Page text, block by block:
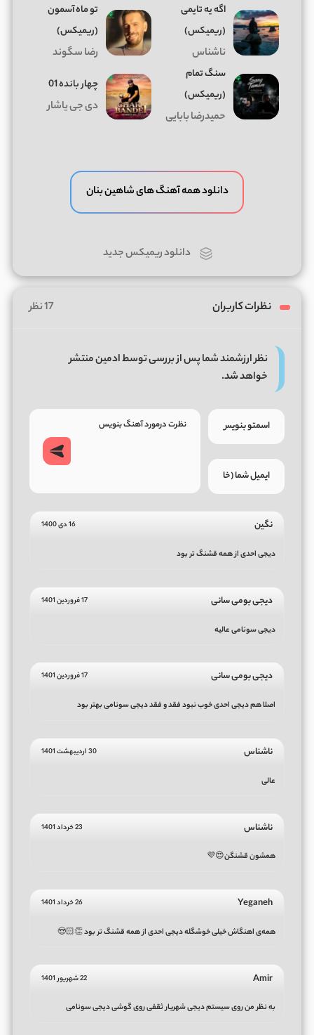
اگه یه تایمی
(ریمیکس)
ناشناس
تو ماه آسمون
(ریمیکس)
رضا سگوند
سنگ تمام
(ریمیکس)
حمیدرضا بابایی
چهار بانده 01
دی جی یاشار
دانلود همه آهنگ های شاهین بنان
دانلود ریمیکس جدید
نظرات کاربران 17 نظر
نظر ارزشمند شما پس از بررسی توسط ادمین منتشر
خواهد شد.
نگین 16 دی 1400
دیجی احدی از همه قشنگ تر بود
دیجی بومی سانی 17 فروردین 1401
دیجی سونامی عالیه
دیجی بومی سانی 17 فروردین 1401
اصلا هم دیجی احدی خوب نبود فقد و فقد دیجی سونامی بهتر بود
ناشناس 30 اردیبهشت 1401
عالی
ناشناس 23 خرداد 1401
همشون قشنگن😍💜
Yeganeh 26 خرداد 1401
همه‌ی اهنگاش خیلی خوشگله دیجی احدی از همه قشنگ تر بود 👏🏻😍
Amir 22 شهریور 1401
به نظر من روی سیستم دیجی شهریار ثقفی روی گوشی دیجی سونامی